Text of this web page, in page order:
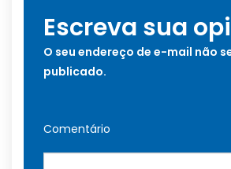
Escreva sua
O seu endereço de e-mail não
publicado.
Comentário